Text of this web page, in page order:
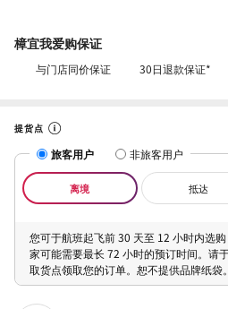
樟宜我爱购保证
与门店同价保证 30日退款保证*
提货点
旅客用户 非旅客用户
离境 抵达
您可于航班起飞前 30 天至 12 小时内选
家可能需要最长 72 小时的预订时间。请
取货点领取您的订单。恕不提供品牌纸袋。